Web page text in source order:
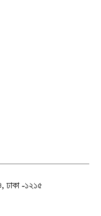
ঢাকা -১২১৫